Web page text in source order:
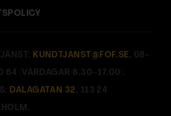
KUNDTJANST@FOF.SE , 08-
64 (VARDAGAR 8.30–17.00).
DALAGATAN 32 , 113 24